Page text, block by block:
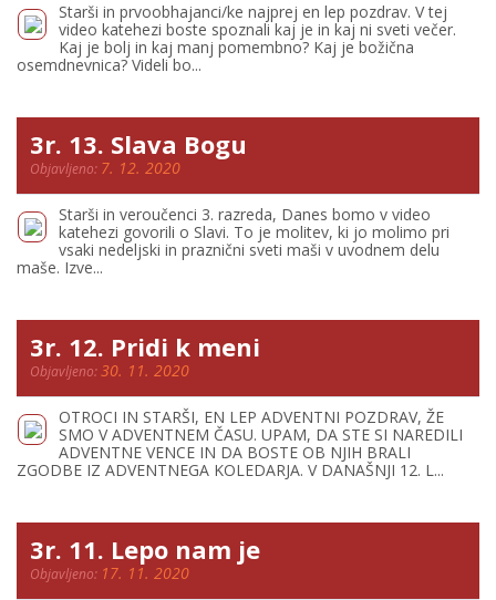
Starši in prvoobhajanci/ke najprej en lep pozdrav. V tej
video katehezi boste spoznali kaj je in kaj ni sveti večer.
Kaj je bolj in kaj manj pomembno? Kaj je božična
osemdnevnica? Videli bo...
3r. 13. Slava Bogu
Objavljeno: 7. 12. 2020
Starši in veroučenci 3. razreda, Danes bomo v video
katehezi govorili o Slavi. To je molitev, ki jo molimo pri
vsaki nedeljski in praznični sveti maši v uvodnem delu
maše. Izve...
3r. 12. Pridi k meni
Objavljeno:30. 11. 2020
OTROCI IN STARŠI, EN LEP ADVENTNI POZDRAV, ŽE
SMO V ADVENTNEM ČASU. UPAM, DA STE SI NAREDILI
ADVENTNE VENCE IN DA BOSTE OB NJIH BRALI
ZGODBE IZ ADVENTNEGA KOLEDARJA. V DANAŠNJI 12. L...
3r. 11. Lepo nam je
Objavljeno: 17. 11. 2020